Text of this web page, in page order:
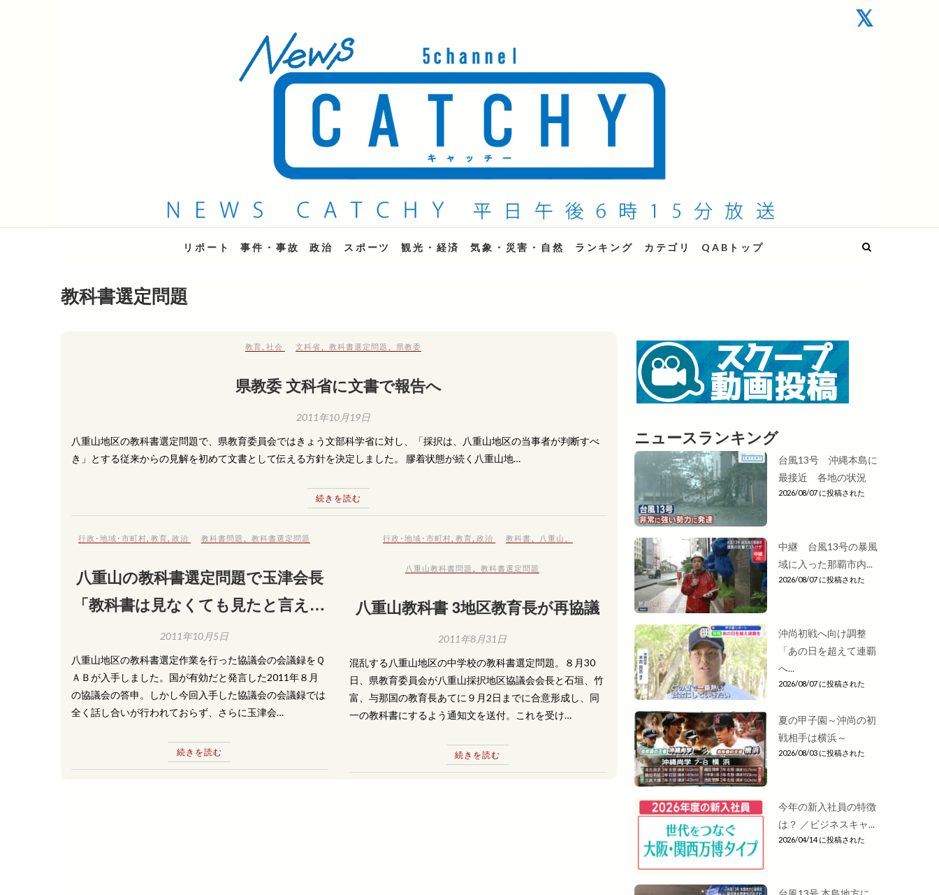
QAB NEWS Headline
キャッチー 月曜〜金曜 午後6時15分放送
リポート 事件・事故 政治 スポーツ 観光・経済 気象・災害・自然 ランキング カテゴリ QABトップ
教科書選定問題
教育 ,社会 文科省 、教科書選定問題 県教委
県教委 文科省に文書で報告へ
2011年10月19日
八重山地区の教科書選定問題で、県教育委員会ではきょう文部科学省に対し、「採択は、八重山地区の当事者が判断すべ
き」とする従来からの見解を初めて文書として伝える方針を決定しました。 膠着状態が続く八重山地…
続きを読む
行政･地域･市町村 ,教育 ,政治 教科書問題 、教科書選定問題
八重山の教科書選定問題で玉津会長
「教科書は見なくても見たと言えば
いい」と発言
2011年10月5日
八重山地区の教科書選定作業を行った協議会の会議録をＱ
ＡＢが入手しました。国が有効だと発言した2011年８月
の協議会の答申。しかし今回入手した協議会の会議録では
全く話し合いが行われておらず、さらに玉津会…
続きを読む
行政･地域･市町村 教育 政治 教科書 八重山
八重山教科書問題 、教科書選定問題
八重山教科書 3地区教育長が再協議
2011年8月31日
混乱する八重山地区の中学校の教科書選定問題。８月30
日、県教育委員会が八重山採択地区協議会会長と石垣、竹
富、与那国の教育長あてに９月2日までに合意形成し、同
一の教科書にするよう通知文を送付。これを受け…
続きを読む
ニュースランキング
台風13号 沖縄本島に
最接近 各地の状況
2026/08/07 に投稿された
中継 台風13号の暴風
域に入った那覇市内...
2026/08/07 に投稿された
沖尚初戦へ向け調整
「あの日を超えて連覇
へ...
2026/08/07 に投稿された
夏の甲子園～沖尚の初
戦相手は横浜～
2026/08/03 に投稿された
今年の新入社員の特徴
は？ ／ビジネスキャ...
2026/04/14 に投稿された